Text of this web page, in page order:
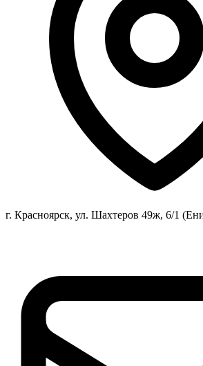
г. Красноярск, ул. Шахтеров 49ж, 6/1